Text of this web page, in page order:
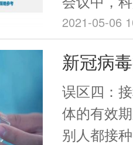
司专业人
向SAGE
疫苗“克尔
床研究数
会后
布。
2021-05-06
新冠病
解读（
误区四：
体的有效
别人都接